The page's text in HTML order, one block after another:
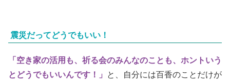
震災だってどうでもいい！
「空き家の活用も、祈る会のみんなのことも、ホントいう
とどうでもいいんです！」
と、自分には百香のことだけが